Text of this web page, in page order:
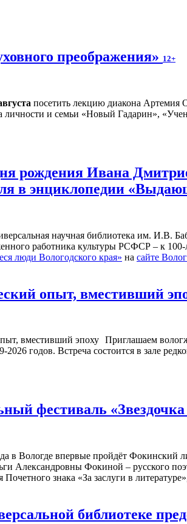
преображения» 12+
посетить лекцию диакона Артемия
личности и семьи «Новый Гадарин»,
рождения Ивана
в энциклопедии
научная библиотека им. И.В.
работника культуры РСФСР – к
люди Вологодского края» на сайте
опыт, вместивший
Приглашаем
годов. Встреча состоится в зале
фестиваль
в Вологде впервые пройдёт Фокинский
Александровны Фокиной – русского
Почетного знака «За заслуги в
библиотеке